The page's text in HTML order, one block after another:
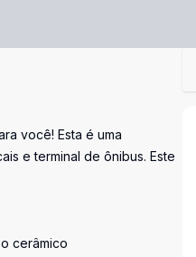
você! Esta é uma
e terminal de ônibus. Este
cerâmico